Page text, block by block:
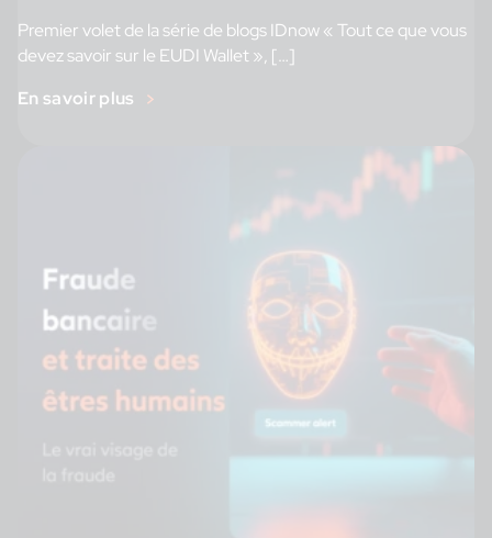
Premier volet de la série de blogs IDnow « Tout ce que vous
devez savoir sur le EUDI Wallet », […]
En savoir plus